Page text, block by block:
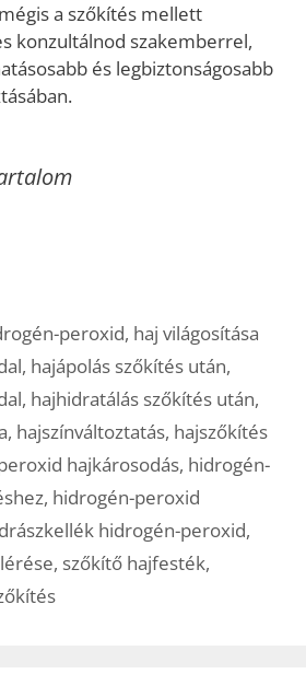
a szőkítés mellett
konzultálnod szakemberrel,
és legbiztonságosabb
peroxid, haj világosítása
, hajápolás szőkítés után,
, hajhidratálás szőkítés után,
, hajszínváltoztatás, hajszőkítés
hajkárosodás, hidrogén-
, hidrogén-peroxid
hidrogén-peroxid,
, szőkítő hajfesték,